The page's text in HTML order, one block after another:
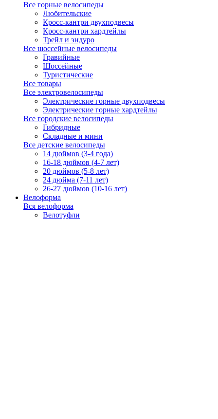
Все горные велосипеды
Любительские
Кросс-кантри двухподвесы
Кросс-кантри хардтейлы
Трейл и эндуро
Все шоссейные велосипеды
Гравийные
Шоссейные
Туристические
Все товары
Все электровелосипеды
Электрические горные двухподвесы
Электрические горные хардтейлы
Все городские велосипеды
Гибридные
Складные и мини
Все детские велосипеды
14 дюймов (3-4 года)
16-18 дюймов (4-7 лет)
20 дюймов (5-8 лет)
24 дюйма (7-11 лет)
26-27 дюймов (10-16 лет)
Велоформа
Вся велоформа
Велотуфли